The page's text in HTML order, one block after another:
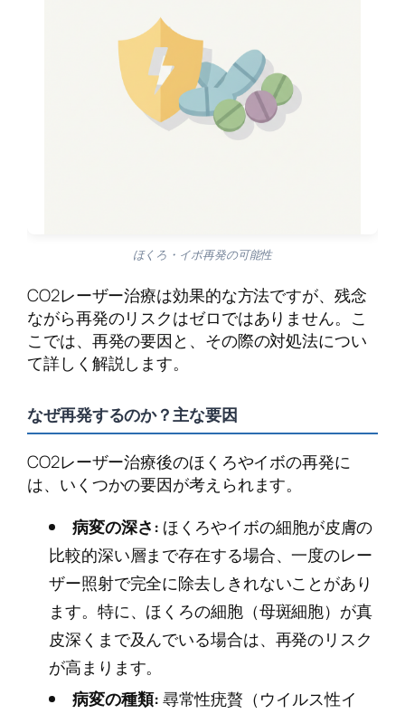
ほくろ・イボ再発の可能性
CO2レーザー治療は効果的な方法ですが、残念
ながら再発のリスクはゼロではありません。こ
こでは、再発の要因と、その際の対処法につい
て詳しく解説します。
なぜ再発するのか？主な要因
CO2レーザー治療後のほくろやイボの再発に
は、いくつかの要因が考えられます。
病変の深さ: ほくろやイボの細胞が皮膚の
比較的深い層まで存在する場合、一度のレー
ザー照射で完全に除去しきれないことがあり
ます。特に、ほくろの細胞（母斑細胞）が真
皮深くまで及んでいる場合は、再発のリスク
が高まります。
病変の種類:尋常性疣贅（ウイルス性イ